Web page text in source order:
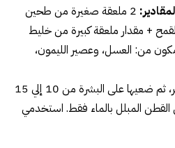
2 ملعقة صغيرة من طحين
+ مقدار ملعقة كبيرة من خليط
من: العسل، وعصير الليمون،
اخلطي جميع المقادير، ثم ضعيها على البشرة من 10 إلي 15
المبلل بالماء فقط. استخدمي